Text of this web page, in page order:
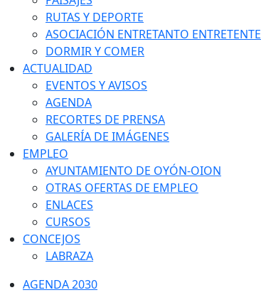
RUTAS Y DEPORTE
ASOCIACIÓN ENTRETANTO ENTRETENTE
DORMIR Y COMER
ACTUALIDAD
EVENTOS Y AVISOS
AGENDA
RECORTES DE PRENSA
GALERÍA DE IMÁGENES
EMPLEO
AYUNTAMIENTO DE OYÓN-OION
OTRAS OFERTAS DE EMPLEO
ENLACES
CURSOS
CONCEJOS
LABRAZA
AGENDA 2030